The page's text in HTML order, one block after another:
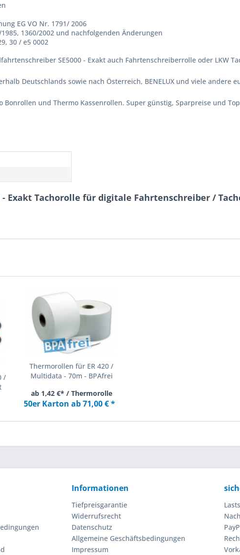
EG VO Nr. 1791/ 2006
1360/2002 und nachfolgenden Änderungen
30 / e5 0002
SE5000 - Exakt auch Fahrtenschreiberrolle oder LKW
Deutschlands sowie nach Österreich, BENELUX und viele andere
und Thermo Kassenrollen. Super günstig, Sparpreise und
Exakt Tachorolle für digitale Fahrtenschreiber /
/
Thermorollen für ER 420 /
Multidata - 70m - BPAfrei
ab 1,42 €* / Thermorolle
50er Karton ab 71,00 € *
Informationen
Tiefpreisgarantie
Widerrufsrecht
Datenschutz
Allgemeine Geschäftsbedingungen
Impressum